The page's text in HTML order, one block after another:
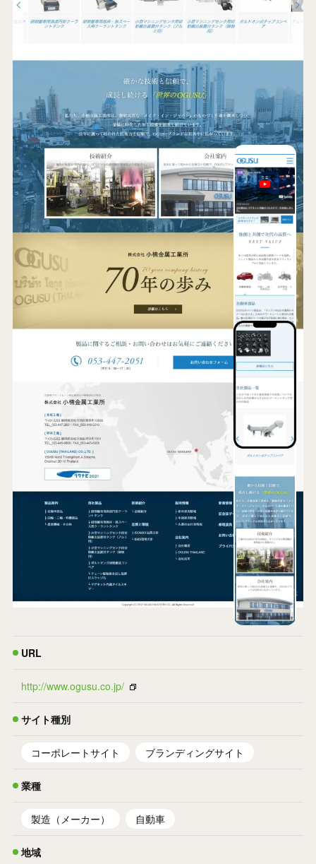
URL
http://www.ogusu.co.jp/
サイト種別
コーポレートサイト ブランディングサイト
業種
製造（メーカー） 自動車
地域